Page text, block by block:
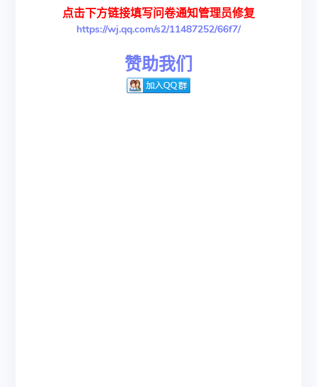
点击下方链接填写问卷通知管理员修复
https://wj.qq.com/s2/11487252/66f7/
赞助我们